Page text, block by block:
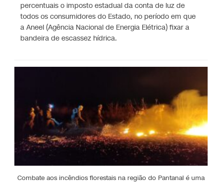
percentuais o imposto estadual da conta de luz de
todos os consumidores do Estado, no período em que
a Aneel (Agência Nacional de Energia Elétrica) fixar a
bandeira de escassez hídrica.
Combate aos incêndios florestais na região do Pantanal é uma